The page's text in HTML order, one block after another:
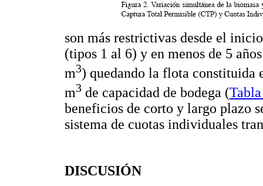
son más restrictivas desde el
(tipos 1 al 6) y en menos de 5
m3) quedando la flota constituida
m3 de capacidad de bodega (
beneficios de corto y largo plazo
sistema de cuotas individuales
DISCUSIÓN